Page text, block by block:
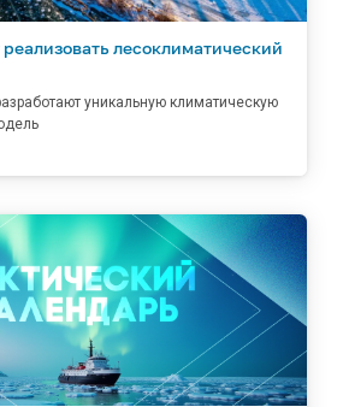
лесоклиматический
уникальную климатическую